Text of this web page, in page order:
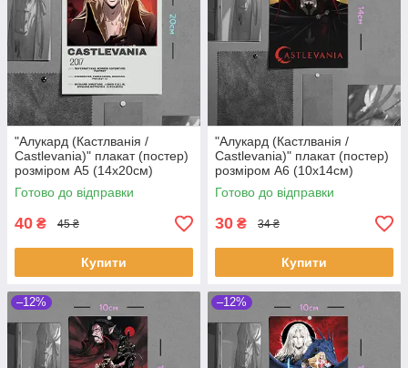
"Алукард (Кастлванія /
Castlevania)" плакат (постер)
розміром А5 (14х20см)
Готово до відправки
40 ₴ 45 ₴
Купити
"Алукард (Кастлванія /
Castlevania)" плакат (постер)
розміром А6 (10х14см)
Готово до відправки
30 ₴ 34 ₴
Купити
–12% –12%